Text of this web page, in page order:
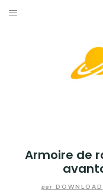
Aller
Armoire de
par